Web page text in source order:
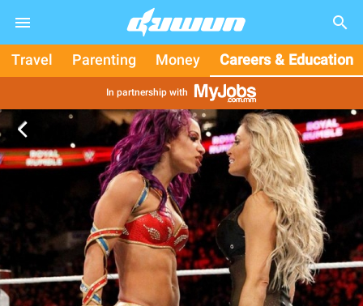
search
Travel Parenting Money Careers & Education
In partnership with
arrow_back_ios